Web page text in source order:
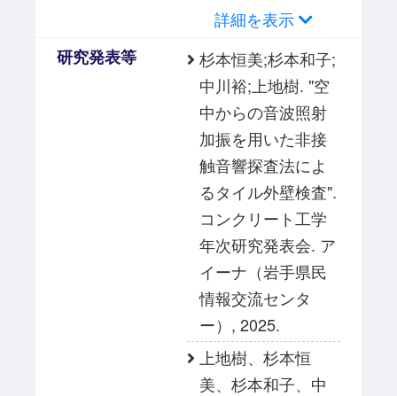
詳細を表示
研究発表等
杉本恒美;杉本和子;
中川裕;上地樹. "空
中からの音波照射
加振を用いた非接
触音響探査法によ
るタイル外壁検査".
コンクリート工学
年次研究発表会. ア
イーナ（岩手県民
情報交流センタ
ー）, 2025.
上地樹、杉本恒
美、杉本和子、中